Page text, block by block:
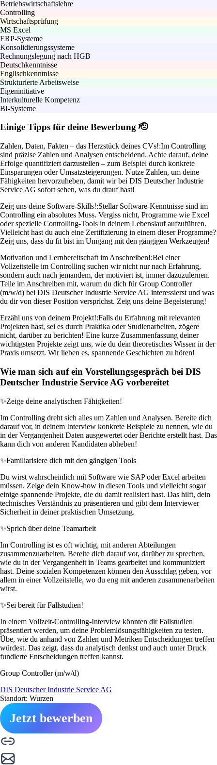
Betriebswirtschaftslehre
Controlling
Wirtschaftsprüfung
MS Excel
ERP-Systeme
Konsolidierungssysteme
Rechnungslegung nach HGB
Deutschkenntnisse
Englischkenntnisse
Strukturierte Arbeitsweise
Eigeninitiative
Interkulturelle Kompetenz
BI-Systeme
Einige Tipps für deine Bewerbung 🫡
Zahlen, Daten, Fakten – das Herzstück deines CVs!:Im Controlling
sind präzise Zahlen und Analysen entscheidend. Achte darauf, deine
Erfolge quantifiziert darzustellen – zum Beispiel durch konkrete
Einsparungen oder Umsatzsteigerungen. Nutze Zahlen, um deine
Fähigkeiten hervorzuheben, damit wir bei DIS Deutscher Industrie
Service AG sofort sehen, was du drauf hast!
Zeig uns deine Software-Skills!:Stellar Software-Kenntnisse sind im
Controlling ein absolutes Muss. Vergiss nicht, Programme wie Excel
oder spezielle Controlling-Tools in deinem Lebenslauf aufzuführen.
Vielleicht hast du auch eine Zertifizierung in einem dieser Programme?
Zeig uns, dass du fit bist im Umgang mit den gängigen Werkzeugen!
Motivation und Lernbereitschaft im Anschreiben!:Bei einer
Vollzeitstelle im Controlling suchen wir nicht nur nach Erfahrung,
sondern auch nach jemandem, der motiviert ist, immer dazuzulernen.
Teile im Anschreiben mit, warum du dich für Group Controller
(m/w/d) bei DIS Deutscher Industrie Service AG interessierst und was
du dir von dieser Position versprichst. Zeig uns deine Begeisterung!
Erzähl uns von deinem Projekt!:Falls du Erfahrung mit relevanten
Projekten hast, sei es durch Praktika oder Studienarbeiten, zögere
nicht, darüber zu berichten! Eine kurze Zusammenfassung deiner
wichtigsten Projekte zeigt uns, wie du dein theoretisches Wissen in der
Praxis umsetzt. Wir lieben es, spannende Geschichten zu hören!
Wie man sich auf ein Vorstellungsgespräch bei DIS
Deutscher Industrie Service AG vorbereitet
✨Zeige deine analytischen Fähigkeiten!
Im Controlling dreht sich alles um Zahlen und Analysen. Bereite dich
darauf vor, in deinem Interview konkrete Beispiele zu nennen, wie du
in der Vergangenheit Daten ausgewertet oder Berichte erstellt hast. Das
kann dich von anderen Kandidaten abheben!
✨Familiarisiere dich mit den gängigen Tools
Du wirst wahrscheinlich mit Software wie SAP oder Excel arbeiten
müssen. Zeige dein Know-how in diesen Tools und vielleicht sogar
einige spannende Projekte, die du damit realisiert hast. Das hilft, dein
technisches Verständnis zu präsentieren und gibt dem Interviewer
Sicherheit in deiner praktischen Umsetzung.
✨Sprich über deine Teamarbeit
Im Controlling ist es oft wichtig, mit anderen Abteilungen
zusammenzuarbeiten. Bereite dich darauf vor, darüber zu sprechen,
wie du in der Vergangenheit in Teams gearbeitet und kommuniziert
hast. Deine sozialen Kompetenzen können den Ausschlag geben, vor
allem in einer Vollzeitstelle, wo du eng mit anderen zusammenarbeiten
wirst.
✨Sei bereit für Fallstudien!
In einem Vollzeit-Controlling-Interview könnten dir Fallstudien
präsentiert werden, um deine Problemlösungsfähigkeiten zu testen.
Übe, wie du anhand von Zahlen und Metriken Entscheidungen treffen
würdest. Das zeigt, dass du analytisch denkst und auch unter Druck
fundierte Entscheidungen treffen kannst.
Group Controller (m/w/d)
DIS Deutscher Industrie Service AG
Standort: Wurzen
Jetzt bewerben